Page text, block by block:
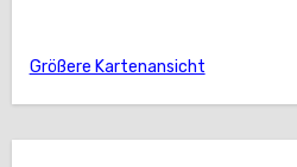
Größere Kartenansicht